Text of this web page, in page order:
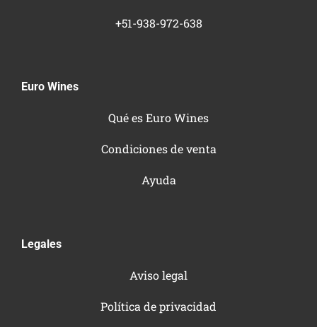
+51-938-972-638
Euro Wines
Qué es Euro Wines
Condiciones de venta
Ayuda
Legales
Aviso legal
Política de privacidad